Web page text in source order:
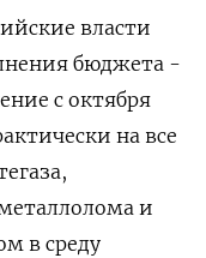
власти
бюджета -
с октября
на все
и
в среду